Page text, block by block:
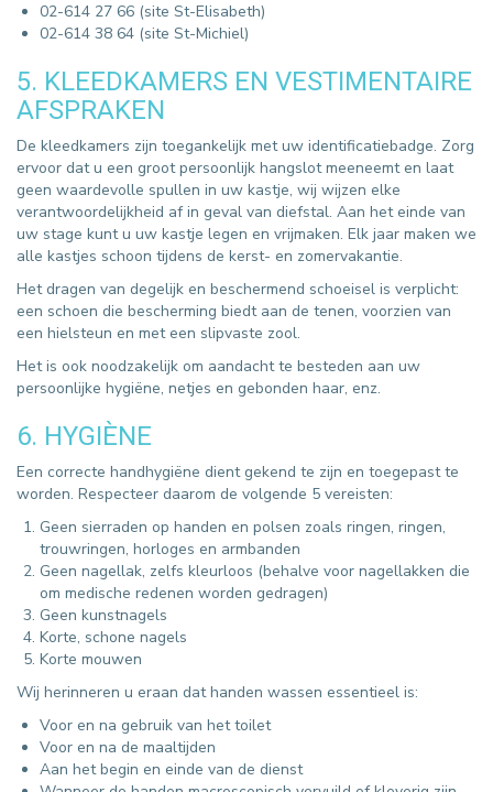
02-614 27 66 (site St-Elisabeth)
02-614 38 64 (site St-Michiel)
5. KLEEDKAMERS EN VESTIMENTAIRE
AFSPRAKEN
De kleedkamers zijn toegankelijk met uw identificatiebadge. Zorg
ervoor dat u een groot persoonlijk hangslot meeneemt en laat
geen waardevolle spullen in uw kastje, wij wijzen elke
verantwoordelijkheid af in geval van diefstal. Aan het einde van
uw stage kunt u uw kastje legen en vrijmaken. Elk jaar maken we
alle kastjes schoon tijdens de kerst- en zomervakantie.
Het dragen van degelijk en beschermend schoeisel is verplicht:
een schoen die bescherming biedt aan de tenen, voorzien van
een hielsteun en met een slipvaste zool.
Het is ook noodzakelijk om aandacht te besteden aan uw
persoonlijke hygiëne, netjes en gebonden haar, enz.
6. HYGIÈNE
Een correcte handhygiëne dient gekend te zijn en toegepast te
worden. Respecteer daarom de volgende 5 vereisten:
Geen sierraden op handen en polsen zoals ringen, ringen,
trouwringen, horloges en armbanden
Geen nagellak, zelfs kleurloos (behalve voor nagellakken die
om medische redenen worden gedragen)
Geen kunstnagels
Korte, schone nagels
Korte mouwen
Wij herinneren u eraan dat handen wassen essentieel is:
Voor en na gebruik van het toilet
Voor en na de maaltijden
Aan het begin en einde van de dienst